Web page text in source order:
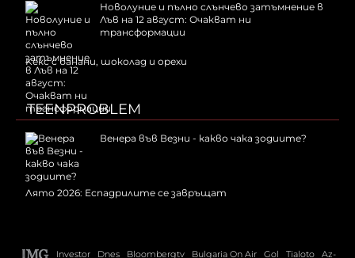
Новолуние и пълно слънчево затъмнение в
Лъв на 12 август: Очакват ни
трансформации
Kекс с банани, шоколад и орехи
TEENPROBLEM
Венера във Везни - какво чака зодиите?
Лято 2026: Еспадрилите се завръщат
Investor Dnes Bloombergtv Bulgaria On Air Gol Tialoto
Az-